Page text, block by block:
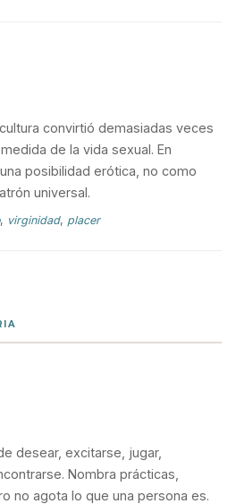
convirtió demasiadas veces
de la vida sexual. En
posibilidad erótica, no como
universal.
, virginidad, placer
desear, excitarse, jugar,
Nombra prácticas,
no agota lo que una persona es.